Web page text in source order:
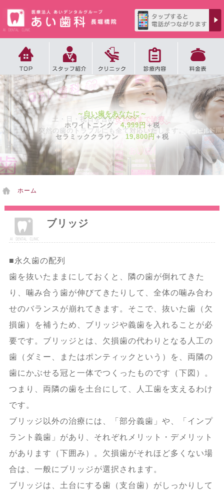
土・日・祝日を含め夜10時まで診療、
突然の歯のトラブルにも全て対応いたします。
～ 白い歯をあなたに ～
ホワイトニング4,999円＋税
セラミッククラウン 19,800円＋税
2分
徒歩4分
徒歩6分
ホーム
ブリッジ
■永久歯の配列
歯を抜いたままにしておくと、隣の歯が倒れてきた
り、噛み合う歯が伸びてきたりして、全体の噛み合わ
せのバランスが崩れてきます。そこで、抜いた歯（欠
損歯）を補うため、ブリッジや義歯を入れることが必
要です。ブリッジとは、欠損歯の代わりとなる人工の
歯（ダミー、またはポンティックという）を、両隣の
歯にかぶせる冠と一体でつくったものです（下図）。
つまり、両隣の歯を土台にして、人工歯を支えるわけ
です。
ブリッジ以外の治療には、「部分義歯」や、「インプ
ラント義歯」があり、それぞれメリット・デメリット
があります（下囲み）。欠損歯がそれほど多くない場
合は、一般にブリッジが選択されます。
ブリッジは、土台にする歯（支台歯）がしっかりして